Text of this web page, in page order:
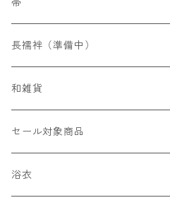
フォーマル
カジュアル
帯揚げ
フォーマル
カジュアル
草履
バッグ
ショール（準備中）
染名古屋帯
織名古屋帯
長襦袢（準備中）
和雑貨
かんざし
その他
セール対象商品
浴衣